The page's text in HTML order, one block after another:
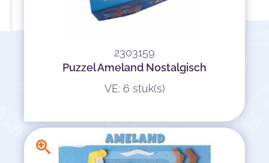
2303159
Puzzel Ameland Nostalgisch
VE: 6 stuk(s)